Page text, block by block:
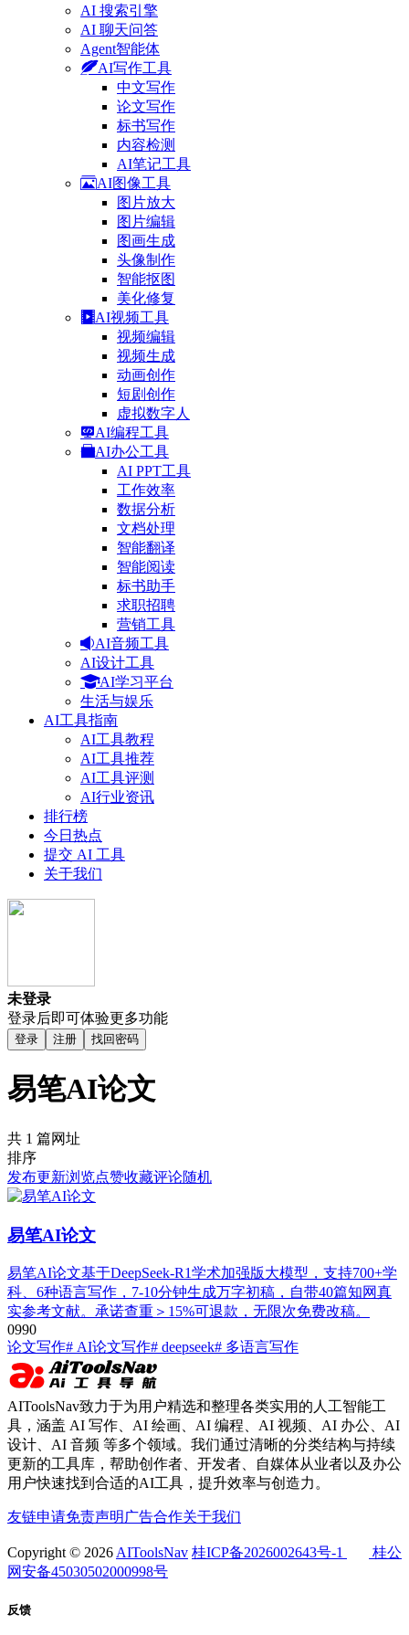
AI 搜索引擎
AI 聊天问答
Agent智能体
AI写作工具
中文写作
论文写作
标书写作
内容检测
AI笔记工具
AI图像工具
图片放大
图片编辑
图画生成
头像制作
智能抠图
美化修复
AI视频工具
视频编辑
视频生成
动画创作
短剧创作
虚拟数字人
AI编程工具
AI办公工具
AI PPT工具
工作效率
数据分析
文档处理
智能翻译
智能阅读
标书助手
求职招聘
营销工具
AI音频工具
AI设计工具
AI学习平台
生活与娱乐
AI工具指南
AI工具教程
AI工具推荐
AI工具评测
AI行业资讯
排行榜
今日热点
提交 AI 工具
关于我们
未登录
登录后即可体验更多功能
登录 注册 找回密码
易笔AI论文
共 1 篇网址
排序
发布更新浏览点赞收藏评论随机
易笔AI论文
易笔AI论文基于DeepSeek-R1学术加强版大模型，支持700+学
科、6种语言写作，7-10分钟生成万字初稿，自带40篇知网真
实参考文献。承诺查重＞15%可退款，无限次免费改稿。
0990
论文写作# AI论文写作# deepseek# 多语言写作
AIToolsNav致力于为用户精选和整理各类实用的人工智能工
具，涵盖 AI 写作、AI 绘画、AI 编程、AI 视频、AI 办公、AI
设计、AI 音频 等多个领域。我们通过清晰的分类结构与持续
更新的工具库，帮助创作者、开发者、自媒体从业者以及办公
用户快速找到合适的AI工具，提升效率与创造力。
友链申请免责声明 广告合作关于我们
Copyright © 2026 AIToolsNav 桂ICP备2026002643号-1
桂公
网安备45030502000998号
反馈